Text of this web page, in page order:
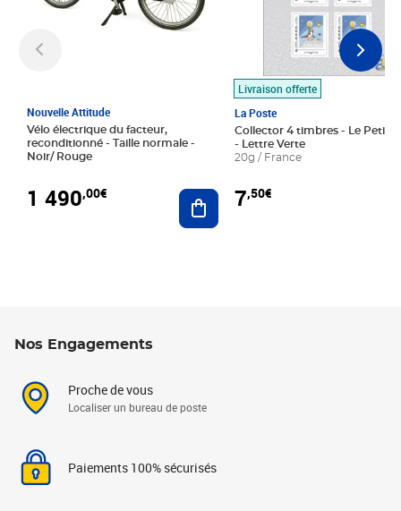
Nouvelle Attitude
Vélo électrique du facteur,
reconditionné - Taille normale -
Noir/ Rouge
1 490,00€ Ajouter au panier
Livraison offerte
La Poste
Collector 4 timbres - Le Petit
- Lettre Verte
20g / France
7,50€
Nos Engagements
Proche de vous
Localiser un bureau de poste
Paiements 100% sécurisés